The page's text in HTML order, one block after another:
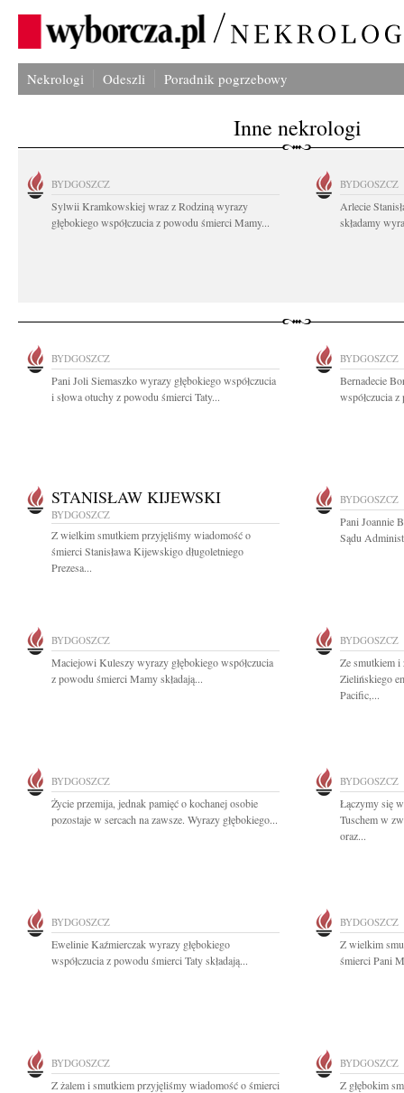
Nekrologi Odeszli Poradnik pogrzebowy
Inne nekrologi
BYDGOSZCZ
Sylwii Kramkowskiej wraz z Rodziną wyrazy
głębokiego współczucia z powodu śmierci Mamy...
BYDGOSZCZ
Arlecie
składamy
BYDGOSZCZ
Pani Joli Siemaszko wyrazy głębokiego współczucia
i słowa otuchy z powodu śmierci Taty...
BYDGOSZCZ
Bernadecie
współczucia
STANISŁAW KIJEWSKI
BYDGOSZCZ
Z wielkim smutkiem przyjęliśmy wiadomość o
śmierci Stanisława Kijewskigo długoletniego
Prezesa...
BYDGOSZCZ
Pani Joannie
Sądu
BYDGOSZCZ
Maciejowi Kuleszy wyrazy głębokiego współczucia
z powodu śmierci Mamy składają...
BYDGOSZCZ
Ze smutkiem i
Zielińskiego
Pacific,...
BYDGOSZCZ
Życie przemija, jednak pamięć o kochanej osobie
pozostaje w sercach na zawsze. Wyrazy głębokiego...
BYDGOSZCZ
Łączymy się
Tuschem w
oraz...
BYDGOSZCZ
Ewelinie Kaźmierczak wyrazy głębokiego
współczucia z powodu śmierci Taty składają...
BYDGOSZCZ
Z wielkim
śmierci Pani
BYDGOSZCZ
Z żalem i smutkiem przyjęliśmy wiadomość o śmierci
BYDGOSZCZ
Z głębokim